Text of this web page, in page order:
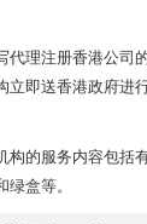
理注册香港公
立即送香港政府
服务内容包括
盒等。